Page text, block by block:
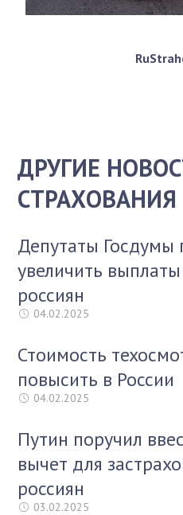
ДРУГИЕ
СТРАХОВАНИЯ
Депутаты Госдумы
увеличить
россиян
04.02.2025
Стоимость
повысить в России
04.02.2025
Путин поручил
вычет для
россиян
03.02.2025